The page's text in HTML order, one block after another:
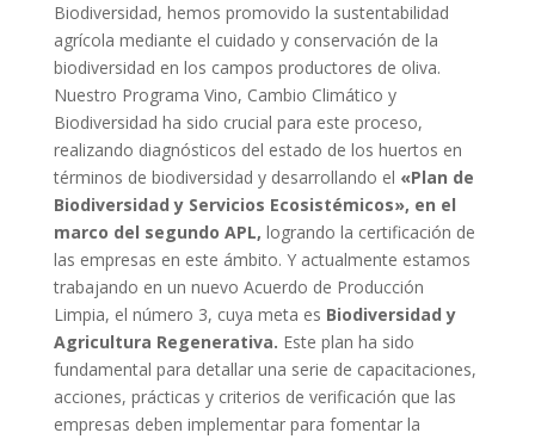
Biodiversidad, hemos promovido la sustentabilidad
agrícola mediante el cuidado y conservación de la
biodiversidad en los campos productores de oliva.
Nuestro Programa Vino, Cambio Climático y
Biodiversidad ha sido crucial para este proceso,
realizando diagnósticos del estado de los huertos en
términos de biodiversidad y desarrollando el «Plan de
Biodiversidad y Servicios Ecosistémicos», en el
marco del segundo APL, logrando la certificación de
las empresas en este ámbito. Y actualmente estamos
trabajando en un nuevo Acuerdo de Producción
Limpia, el número 3, cuya meta es Biodiversidad y
Agricultura Regenerativa. Este plan ha sido
fundamental para detallar una serie de capacitaciones,
acciones, prácticas y criterios de verificación que las
empresas deben implementar para fomentar la